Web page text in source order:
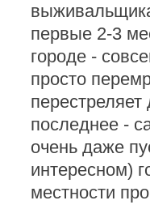
первые 2-3
городе -
просто
перестреляет
последнее -
очень даже
интересном)
местности